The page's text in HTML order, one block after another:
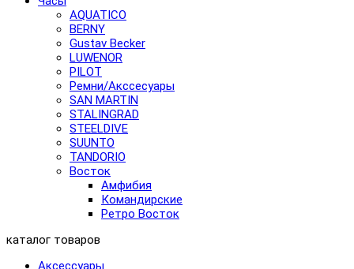
AQUATICO
BERNY
Gustav Becker
LUWENOR
PILOT
Pемни/Акссесуары
SAN MARTIN
STALINGRAD
STEELDIVE
SUUNTO
TANDORIO
Восток
Амфибия
Командирские
Ретро Восток
каталог товаров
Аксессуары